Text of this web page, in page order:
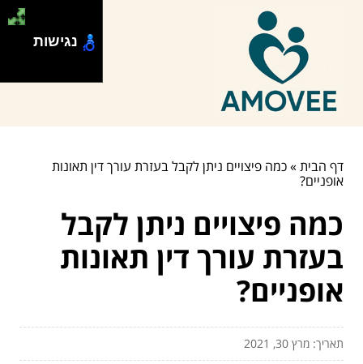
דף הבית»כמה פיצויים ניתן לקבל בעזרת עורך דין תאונות
אופניים?
כמה פיצויים ניתן לקבל
בעזרת עורך דין תאונות
אופניים?
תאריך: מרץ 30, 2021
נגישות